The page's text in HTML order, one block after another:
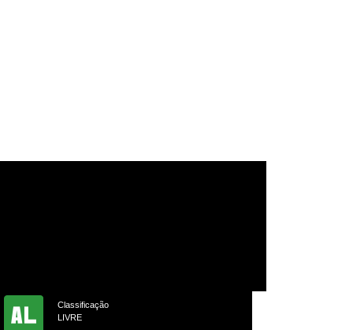
Classificação
LIVRE